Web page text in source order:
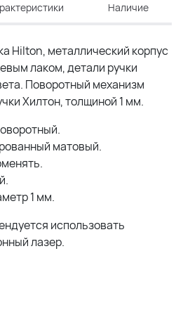
Наличие
Hilton, металлический корпус
лаком, детали ручки
Поворотный механизм
Хилтон, толщиной 1 мм.
матовый.
1 мм.
использовать
лазер.